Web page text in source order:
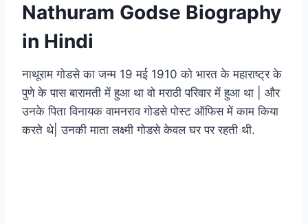
Nathuram Godse Biography
in Hindi
नाथूराम गोडसे का जन्म 19 मई 1910 को भारत के महाराष्ट्र के
पुणे के पास बारामती में हुआ था वो मराठी परिवार में हुआ था | और
उनके पिता विनायक वामनराव गोडसे पोस्ट ऑफिस में काम किया
करते थे| उनकी माता लक्ष्मी गोडसे केवल घर पर रहती थी.